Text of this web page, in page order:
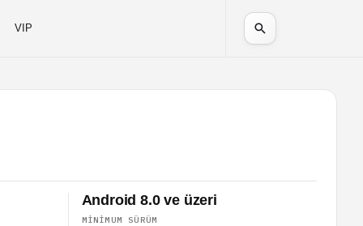
VIP
Android 8.0 ve üzeri
MINIMUM SÜRÜM